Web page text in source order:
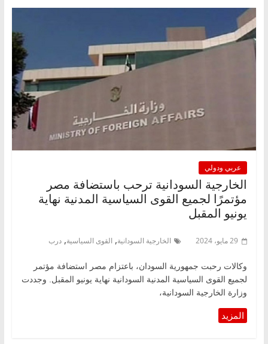
عربي ودولي
الخارجية السودانية ترحب باستضافة مصر
مؤتمرًا لجميع القوى السياسية المدنية نهاية
يونيو المقبل
29 مايو، 2024 الخارجية السودانية, القوى السياسية, درب
وكالات رحبت جمهورية السودان، باعتزام مصر استضافة مؤتمر
لجميع القوى السياسية المدنية السودانية نهاية يونيو المقبل. وجددت
وزارة الخارجية السودانية،